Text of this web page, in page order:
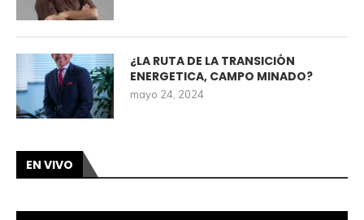
¿LA RUTA DE LA TRANSICIÓN
ENERGETICA, CAMPO MINADO?
mayo 24, 2024
EN VIVO